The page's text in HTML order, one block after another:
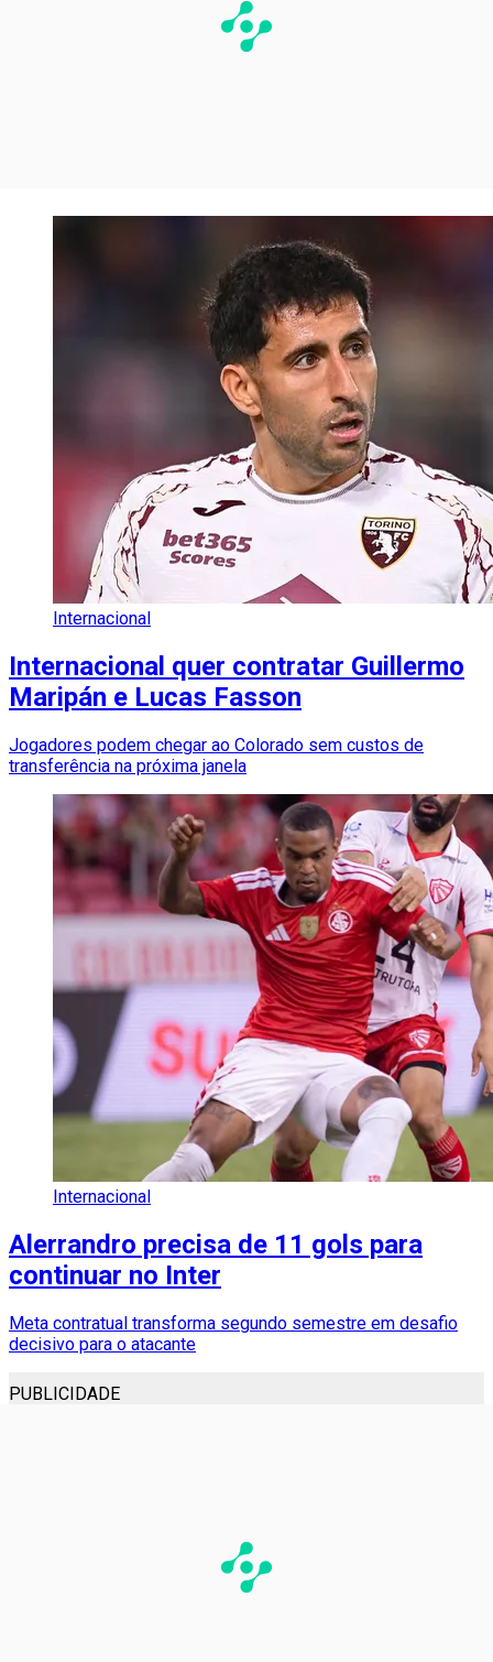
Internacional
Internacional quer contratar Guillermo
Maripán e Lucas Fasson
Jogadores podem chegar ao Colorado sem custos de
transferência na próxima janela
Internacional
Alerrandro precisa de 11 gols para
continuar no Inter
Meta contratual transforma segundo semestre em desafio
decisivo para o atacante
PUBLICIDADE